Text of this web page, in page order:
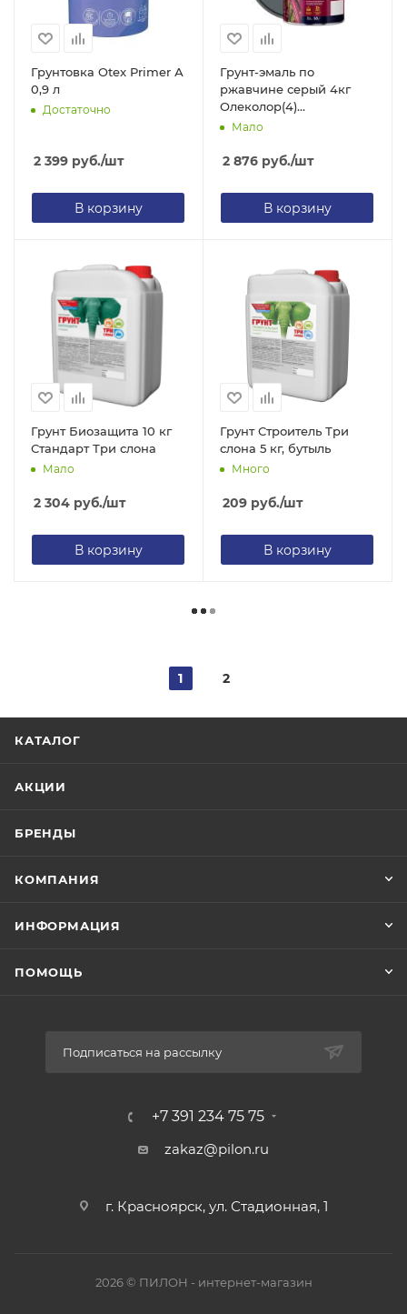
Грунтовка Otex Primer А
0,9 л
Достаточно
2 399 руб./шт
В корзину
Грунт-эмаль по
ржавчине серый 4кг
Олеколор(4)
4300005950
Мало
2 876 руб./шт
В корзину
Грунт Биозащита 10 кг
Стандарт Три слона
Мало
2 304 руб./шт
В корзину
Грунт Строитель Три
слона 5 кг, бутыль
Много
209 руб./шт
В корзину
1 2
КАТАЛОГ
АКЦИИ
БРЕНДЫ
КОМПАНИЯ
ИНФОРМАЦИЯ
ПОМОЩЬ
Подписаться на рассылку
+7 391 234 75 75
zakaz@pilon.ru
г. Красноярск, ул. Стадионная, 1
2026 © ПИЛОН - интернет-магазин